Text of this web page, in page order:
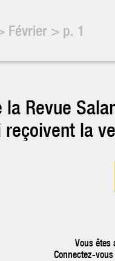
Février > p. 1
la Revue
reçoivent la
Vous êtes
Connectez-